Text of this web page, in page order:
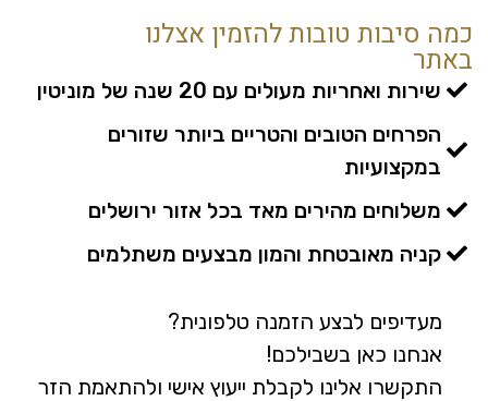
כמה סיבות טובות להזמין אצלנו
באתר
שירות ואחריות מעולים עם 20 שנה של מוניטין
הפרחים הטובים והטריים ביותר שזורים
במקצועיות
משלוחים מהירים מאד בכל אזור ירושלים
קניה מאובטחת והמון מבצעים משתלמים
מעדיפים לבצע הזמנה טלפונית?
אנחנו כאן בשבילכם!
התקשרו אלינו לקבלת ייעוץ אישי ולהתאמת הזר